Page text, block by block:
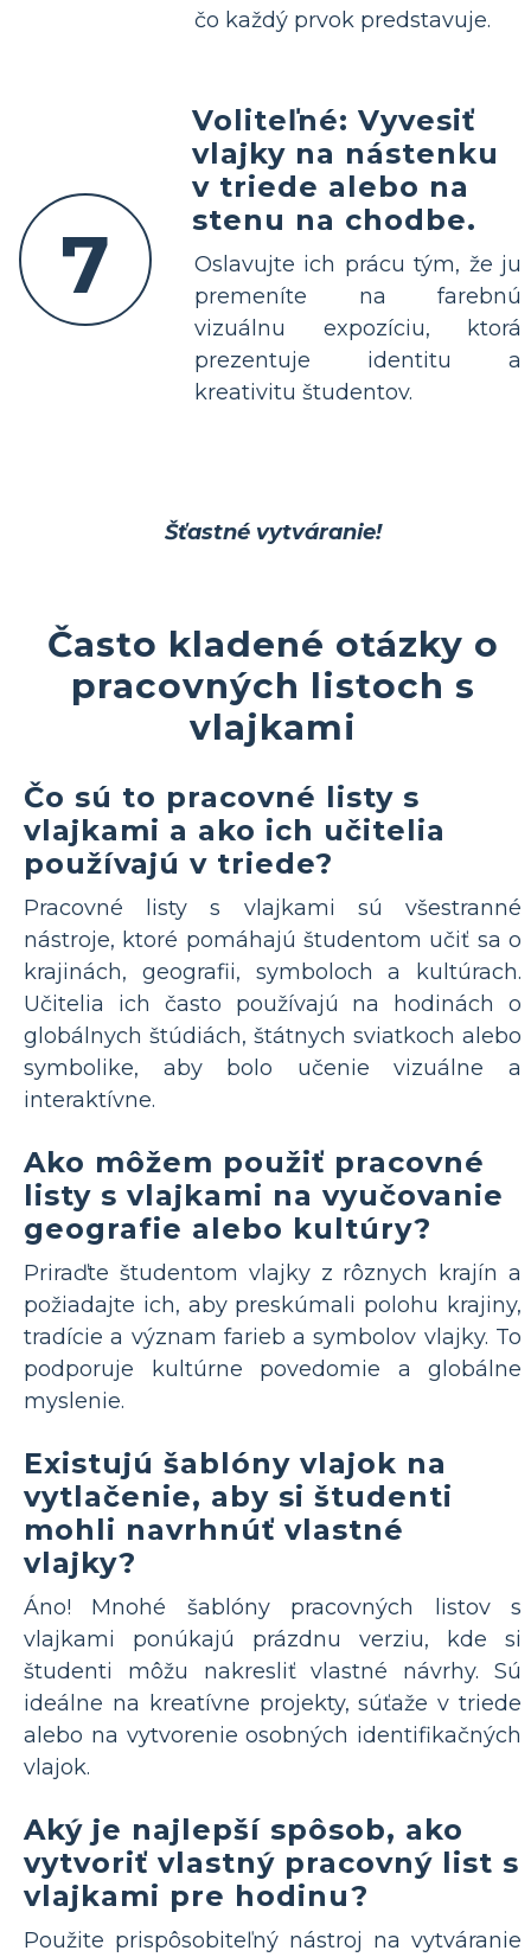
čo každý prvok predstavuje.
7
Voliteľné: Vyvesiť
vlajky na nástenku
v triede alebo na
stenu na chodbe.
Oslavujte ich prácu tým, že ju
premeníte na farebnú
vizuálnu expozíciu, ktorá
prezentuje identitu a
kreativitu študentov.
Šťastné vytváranie!
Často kladené otázky o
pracovných listoch s
vlajkami
Čo sú to pracovné listy s
vlajkami a ako ich učitelia
používajú v triede?
Pracovné listy s vlajkami sú všestranné
nástroje, ktoré pomáhajú študentom učiť sa o
krajinách, geografii, symboloch a kultúrach.
Učitelia ich často používajú na hodinách o
globálnych štúdiách, štátnych sviatkoch alebo
symbolike, aby bolo učenie vizuálne a
interaktívne.
Ako môžem použiť pracovné
listy s vlajkami na vyučovanie
geografie alebo kultúry?
Priraďte študentom vlajky z rôznych krajín a
požiadajte ich, aby preskúmali polohu krajiny,
tradície a význam farieb a symbolov vlajky. To
podporuje kultúrne povedomie a globálne
myslenie.
Existujú šablóny vlajok na
vytlačenie, aby si študenti
mohli navrhnúť vlastné
vlajky?
Áno! Mnohé šablóny pracovných listov s
vlajkami ponúkajú prázdnu verziu, kde si
študenti môžu nakresliť vlastné návrhy. Sú
ideálne na kreatívne projekty, súťaže v triede
alebo na vytvorenie osobných identifikačných
vlajok.
Aký je najlepší spôsob, ako
vytvoriť vlastný pracovný list s
vlajkami pre hodinu?
Použite prispôsobiteľný nástroj na vytváranie